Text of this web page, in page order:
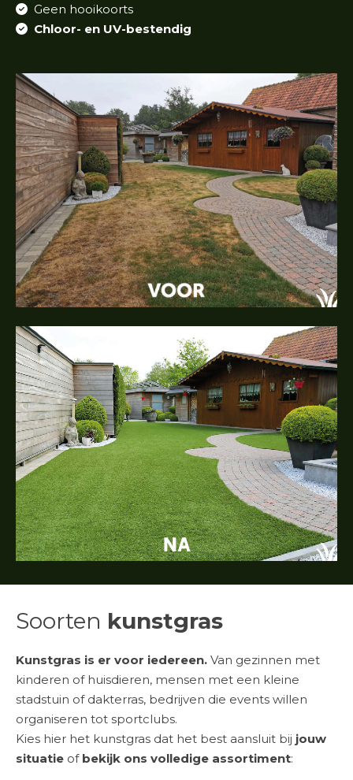
Geen hooikoorts
Chloor- en UV-bestendig
Soorten kunstgras
Kunstgras is er voor iedereen. Van gezinnen met
kinderen of huisdieren, mensen met een kleine
stadstuin of dakterras, bedrijven die events willen
organiseren tot sportclubs.
Kies hier het kunstgras dat het best aansluit bij jouw
situatie of bekijk ons volledige assortiment: